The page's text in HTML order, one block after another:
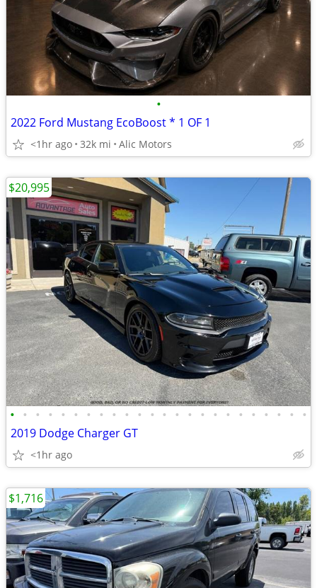
•
2022 Ford Mustang EcoBoost * 1 OF 1
<1hr ago 32k mi Alic Motors
• • • • • • • • • • • • • • • • • • • • • • • •
2019 Dodge Charger GT
<1hr ago
$20,995
$1,716